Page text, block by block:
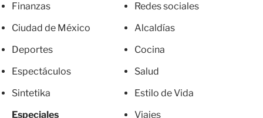
Finanzas
Ciudad de México
Deportes
Espectáculos
Sintetika
Especiales
Redes sociales
Alcaldías
Cocina
Salud
Estilo de Vida
Viajes